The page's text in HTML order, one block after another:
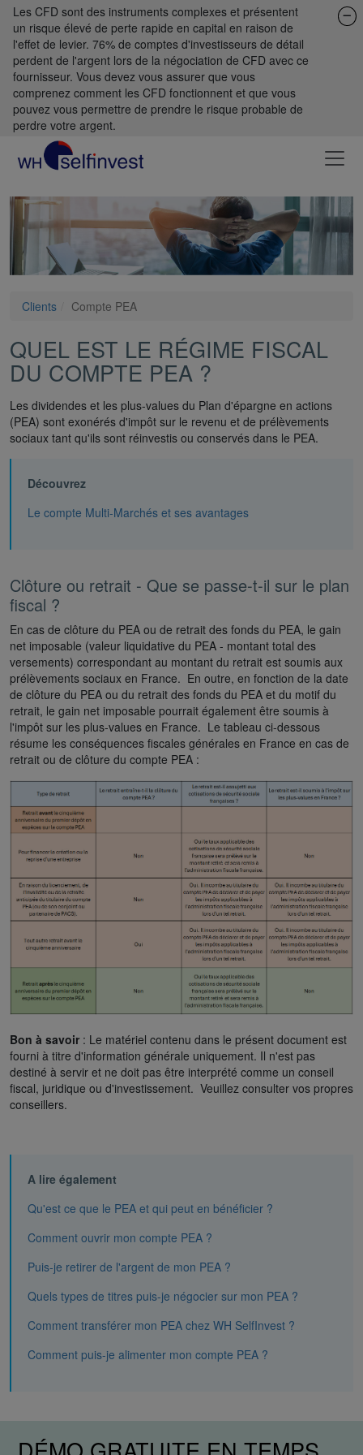
Les CFD sont des instruments complexes et présentent
un risque élevé de perte rapide en capital en raison de
l'effet de levier. 76% de comptes d'investisseurs de détail
perdent de l'argent lors de la négociation de CFD avec ce
fournisseur. Vous devez vous assurer que vous
comprenez comment les CFD fonctionnent et que vous
pouvez vous permettre de prendre le risque probable de
perdre votre argent.
Clients Compte PEA
QUEL EST LE RÉGIME FISCAL
DU COMPTE PEA ?
Les dividendes et les plus-values du Plan d'épargne en actions
(PEA) sont exonérés d'impôt sur le revenu et de prélèvements
sociaux tant qu'ils sont réinvestis ou conservés dans le PEA.
Découvrez
Le compte Multi-Marchés et ses avantages
Clôture ou retrait - Que se passe-t-il sur le plan
fiscal ?
En cas de clôture du PEA ou de retrait des fonds du PEA, le gain
net imposable (valeur liquidative du PEA - montant total des
versements) correspondant au montant du retrait est soumis aux
prélèvements sociaux en France. En outre, en fonction de la date
de clôture du PEA ou du retrait des fonds du PEA et du motif du
retrait, le gain net imposable pourrait également être soumis à
l'impôt sur les plus-values en France. Le tableau ci-dessous
résume les conséquences fiscales générales en France en cas de
retrait ou de clôture du compte PEA :
Bon à savoir : Le matériel contenu dans le présent document est
fourni à titre d'information générale uniquement. Il n'est pas
destiné à servir et ne doit pas être interprété comme un conseil
fiscal, juridique ou d'investissement. Veuillez consulter vos propres
conseillers.
A lire également
Qu'est ce que le PEA et qui peut en bénéficier ?
Comment ouvrir mon compte PEA ?
Puis-je retirer de l'argent de mon PEA ?
Quels types de titres puis-je négocier sur mon PEA ?
Comment transférer mon PEA chez WH SelfInvest ?
Comment puis-je alimenter mon compte PEA ?